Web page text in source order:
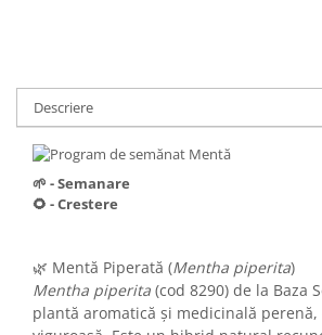
Descriere
🌱 - Semanare
🌻 - Crestere
🌿 Mentă Piperată (Mentha piperita)
Mentha piperita (cod 8290) de la Baza
plantă aromatică și medicinală perenă,